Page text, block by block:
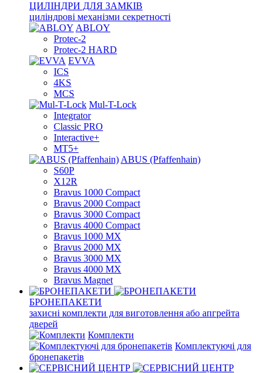
ЦИЛІНДРИ ДЛЯ ЗАМКІВ
циліндрові механізми секретності
ABLOY
Protec-2
Protec-2 HARD
EVVA
ICS
4KS
MCS
Mul-T-Lock
Integrator
Classic PRO
Interactive+
MT5+
ABUS (Pfaffenhain)
S60P
X12R
Bravus 1000 Compact
Bravus 2000 Compact
Bravus 3000 Compact
Bravus 4000 Compact
Bravus 1000 MX
Bravus 2000 MX
Bravus 3000 MX
Bravus 4000 MX
Bravus Magnet
БРОНЕПАКЕТИ
захисні комплекти для виготовлення або апгрейта
дверей
Комплекти
Комплектуючі для
бронепакетів